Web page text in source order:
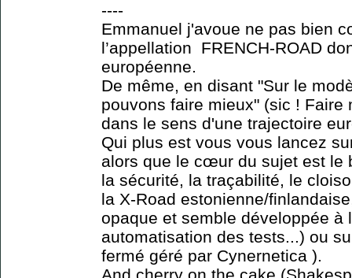
----
Emmanuel j'avoue ne pas bien
l’appellation FRENCH-ROAD
européenne.
De même, en disant "Sur le
pouvons faire mieux" (sic ! Faire
dans le sens d'une trajectoire
Qui plus est vous vous lancez
alors que le cœur du sujet est le
la sécurité, la traçabilité, le
la X-Road estonienne/
opaque et semble développée à
automatisation des tests...) ou
fermé géré par Cynernetica ).